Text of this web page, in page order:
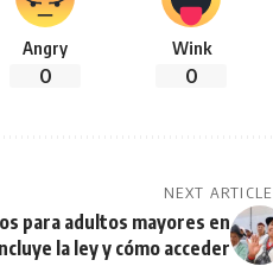
Angry
0
Wink
0
NEXT ARTICLE
para adultos mayores en
la ley y cómo acceder